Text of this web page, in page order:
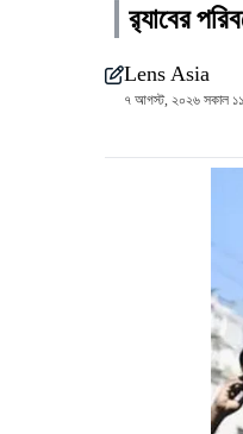
র‍্যাবের
Lens Asia
৭ আগস্ট, ২০২৬ সকাল